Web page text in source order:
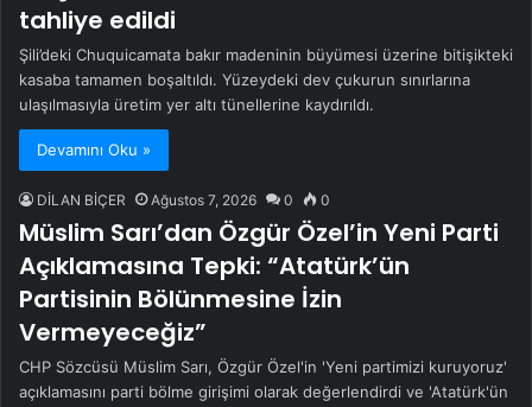
tahliye edildi
Şili’deki Chuquicamata bakır madeninin büyümesi üzerine bitişikteki
kasaba tamamen boşaltıldı. Yüzeydeki dev çukurun sınırlarına
ulaşılmasıyla üretim yer altı tünellerine kaydırıldı.
Devamını Oku »
DİLAN BİÇER Ağustos 7, 2026 0 0
Müslim Sarı’dan Özgür Özel’in Yeni Parti
Açıklamasına Tepki: “Atatürk’ün
Partisinin Bölünmesine İzin
Vermeyeceğiz”
CHP Sözcüsü Müslim Sarı, Özgür Özel'in 'Yeni partimizi kuruyoruz'
açıklamasını parti bölme girişimi olarak değerlendirdi ve 'Atatürk'ün